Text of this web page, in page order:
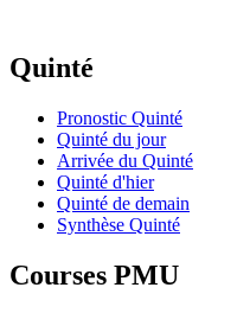
Quinté
Pronostic Quinté
Quinté du jour
Arrivée du Quinté
Quinté d'hier
Quinté de demain
Synthèse Quinté
Courses PMU